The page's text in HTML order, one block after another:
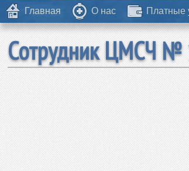
Главная О нас Платные
Сотрудник ЦМСЧ №